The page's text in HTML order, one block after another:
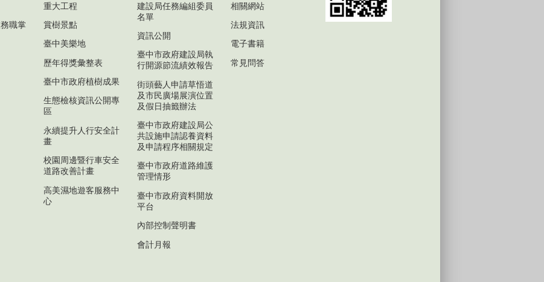
職掌
重大工程
賞樹景點
臺中美樂地
歷年得獎彙整表
臺中市政府植樹成果
生態檢核資訊公開專
區
永續提升人行安全計
畫
校園周邊暨行車安全
道路改善計畫
高美濕地遊客服務中
心
建設局任務編組委員
名單
資訊公開
臺中市政府建設局執
行開源節流績效報告
街頭藝人申請草悟道
及市民廣場展演位置
及假日抽籤辦法
臺中市政府建設局公
共設施申請認養資料
及申請程序相關規定
臺中市政府道路維護
管理情形
臺中市政府資料開放
平台
內部控制聲明書
會計月報
相關網站
法規資訊
電子書籍
常見問答